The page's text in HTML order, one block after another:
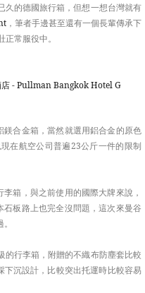
久的德國旅行箱，但想一想台灣就有
，筆者手邊甚至還有一個長輩傳承下
常服役中。
店 - Pullman Bangkok Hotel G
鎂合金箱，當然就選用鋁合金的原色
在航空公司普遍23公斤一件的限制
李箱，與之前使用的國際大牌來說，
板路上也完全沒問題，這次來曼谷
行李箱，附贈的不織布防塵套比較
下沉設計，比較突出托運時比較容易